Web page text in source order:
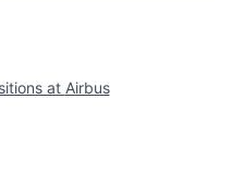
at Airbus